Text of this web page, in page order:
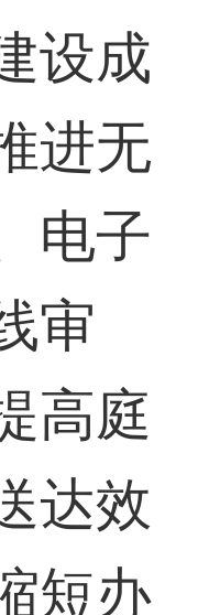
设成
进无
电子
审
高庭
达效
短办